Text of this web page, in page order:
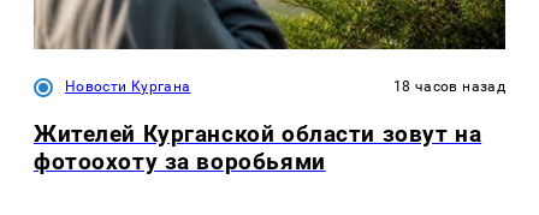
Новости Кургана 18 часов назад
Жителей Курганской области зовут на
фотоохоту за воробьями